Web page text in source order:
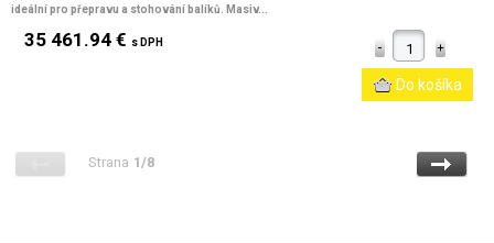
ideální pro přepravu a stohování balíků. Masiv...
35 461.94 € s DPH
Strana 1/8